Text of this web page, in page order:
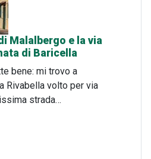
Malalbergo e la via
di Baricella
bene: mi trovo a
Rivabella volto per via
strada…